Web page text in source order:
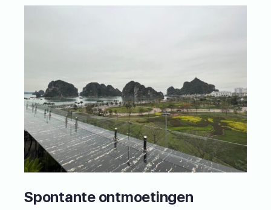
Spontante ontmoetingen